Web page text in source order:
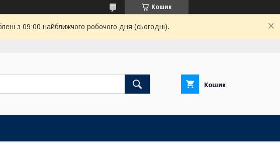
Кошик
з 09:00 найближчого робочого дня (сьогодні).
Кошик